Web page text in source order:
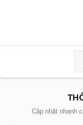
Cập nhật nhanh